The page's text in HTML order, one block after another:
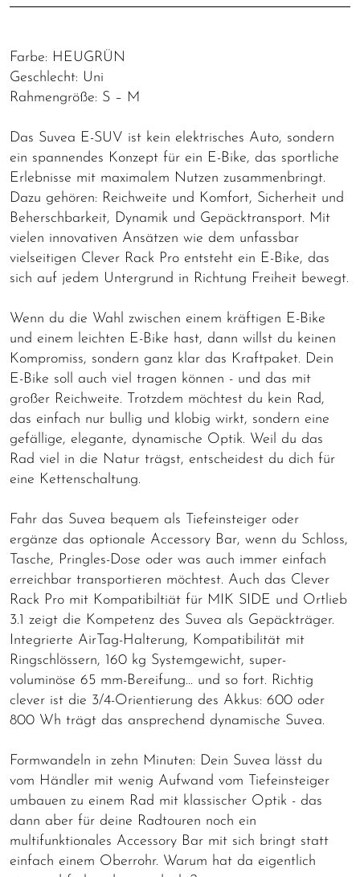
Farbe: HEUGRÜN
Geschlecht: Uni
Rahmengröße: S – M
Das Suvea E-SUV ist kein elektrisches Auto, sondern
ein spannendes Konzept für ein E-Bike, das sportliche
Erlebnisse mit maximalem Nutzen zusammenbringt.
Dazu gehören: Reichweite und Komfort, Sicherheit und
Beherschbarkeit, Dynamik und Gepäcktransport. Mit
vielen innovativen Ansätzen wie dem unfassbar
vielseitigen Clever Rack Pro entsteht ein E-Bike, das
sich auf jedem Untergrund in Richtung Freiheit bewegt.
Wenn du die Wahl zwischen einem kräftigen E-Bike
und einem leichten E-Bike hast, dann willst du keinen
Kompromiss, sondern ganz klar das Kraftpaket. Dein
E-Bike soll auch viel tragen können - und das mit
großer Reichweite. Trotzdem möchtest du kein Rad,
das einfach nur bullig und klobig wirkt, sondern eine
gefällige, elegante, dynamische Optik. Weil du das
Rad viel in die Natur trägst, entscheidest du dich für
eine Kettenschaltung.
Fahr das Suvea bequem als Tiefeinsteiger oder
ergänze das optionale Accessory Bar, wenn du Schloss,
Tasche, Pringles-Dose oder was auch immer einfach
erreichbar transportieren möchtest. Auch das Clever
Rack Pro mit Kompatibiltiät für MIK SIDE und Ortlieb
3.1 zeigt die Kompetenz des Suvea als Gepäckträger.
Integrierte AirTag-Halterung, Kompatibilität mit
Ringschlössern, 160 kg Systemgewicht, super-
voluminöse 65 mm-Bereifung... und so fort. Richtig
clever ist die 3/4-Orientierung des Akkus: 600 oder
800 Wh trägt das ansprechend dynamische Suvea.
Formwandeln in zehn Minuten: Dein Suvea lässt du
vom Händler mit wenig Aufwand vom Tiefeinsteiger
umbauen zu einem Rad mit klassischer Optik - das
dann aber für deine Radtouren noch ein
multifunktionales Accessory Bar mit sich bringt statt
einfach einem Oberrohr. Warum hat da eigentlich